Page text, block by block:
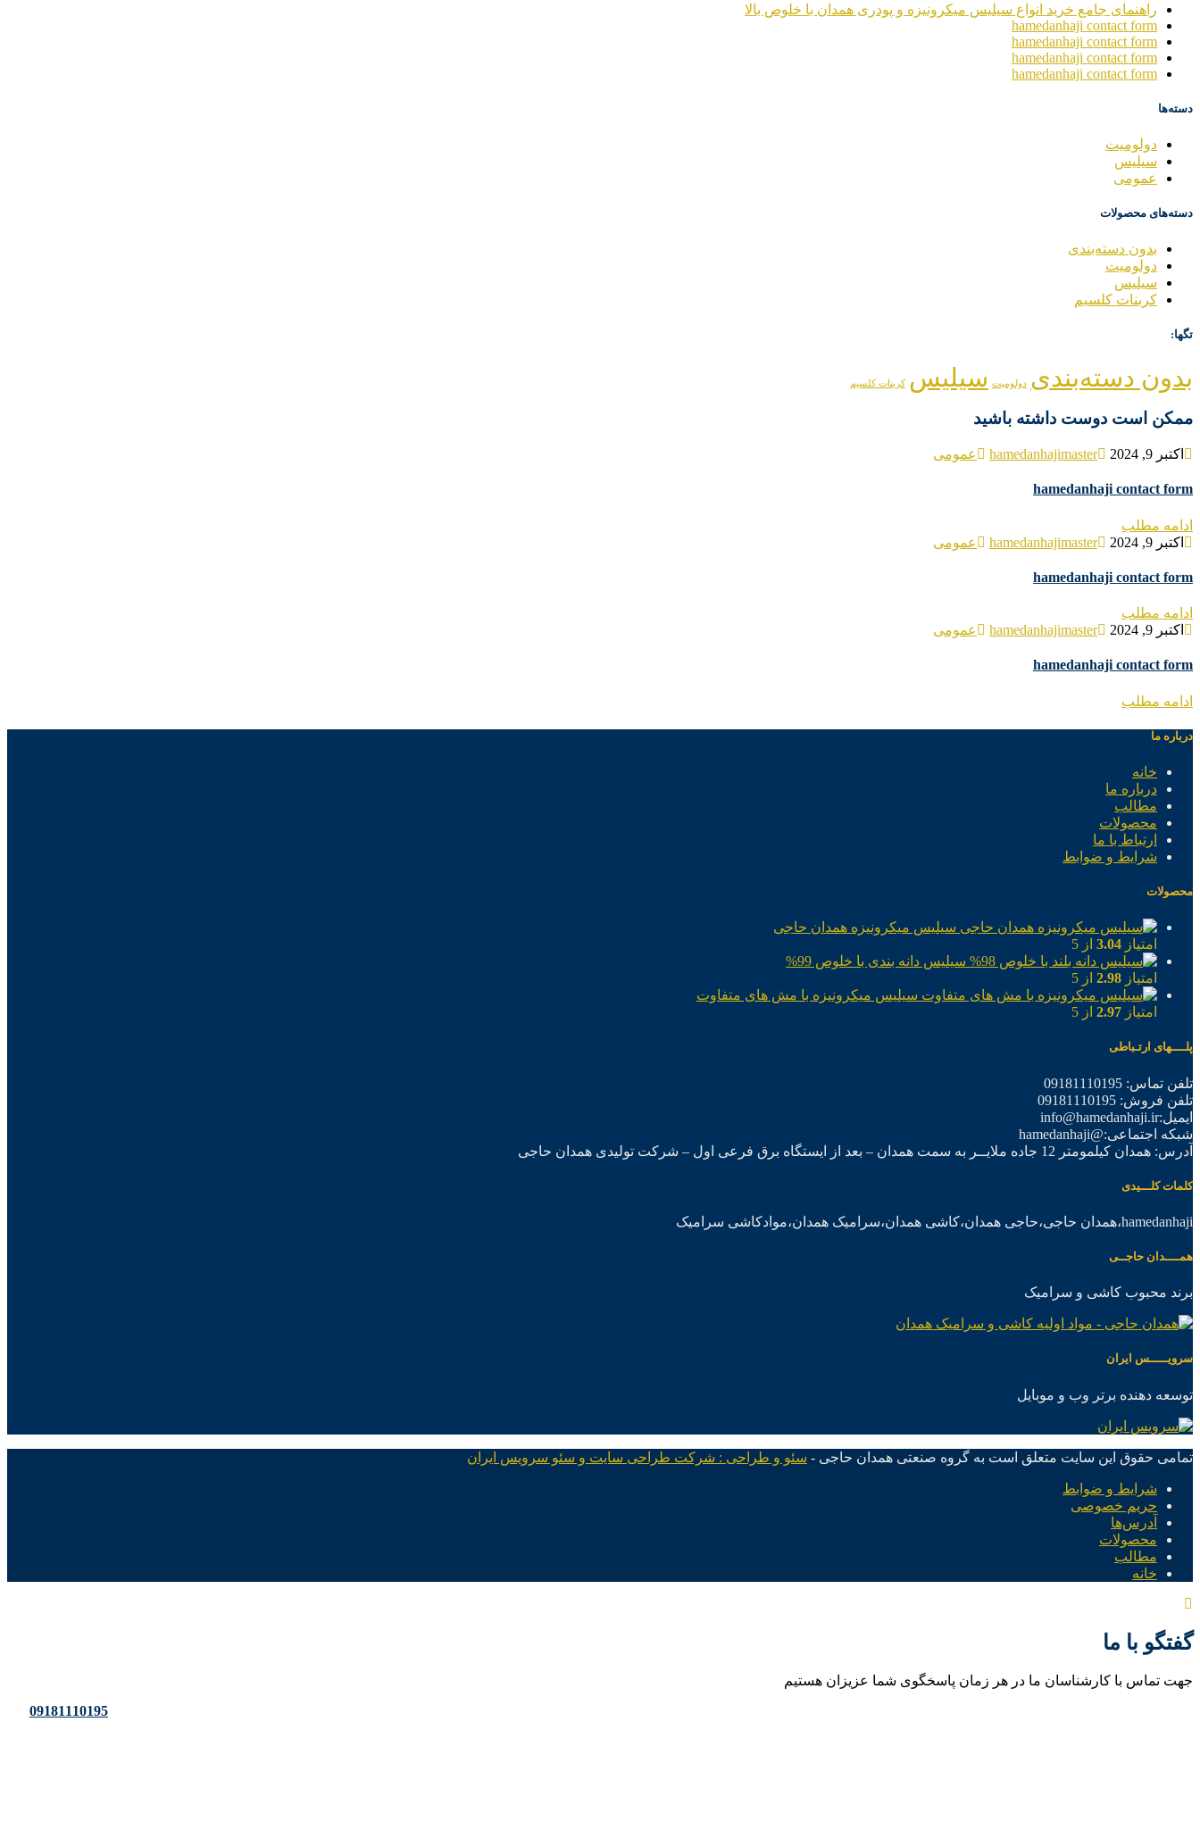
راهنمای جامع خرید انواع سیلیس میکرونیزه و پودری همدان با خلوص بالا
hamedanhaji contact form
hamedanhaji contact form
hamedanhaji contact form
hamedanhaji contact form
دسته‌ها
دولومیت
سیلیس
عمومی
دسته‌های محصولات
بدون دسته‌بندی
دولومیت
سیلیس
کربنات کلسیم
تگها:
بدون دسته‌بندی دولومیت سیلیس کربنات کلسیم
ممکن است دوست داشته باشید
اکتبر 9, 2024 hamedanhajimaster عمومی
hamedanhaji contact form
ادامه مطلب
اکتبر 9, 2024
hamedanhajimaster عمومی
hamedanhaji contact form
ادامه مطلب
اکتبر 9, 2024
hamedanhajimaster عمومی
hamedanhaji contact form
ادامه مطلب
درباره ما
خانه
درباره ما
مطالب
محصولات
ارتباط با ما
شرایط و ضوابط
محصولات
سیلیس میکرونیزه همدان حاجی
امتیاز 3.04 از 5
سیلیس دانه بندی با خلوص 99%
امتیاز 2.98 از 5
سیلیس میکرونیزه با مش های متفاوت
امتیاز 2.97 از 5
پلــــهای ارتـباطی
تلفن تماس: 09181110195
تلفن فروش: 09181110195
ایمیل:info@hamedanhaji.ir
شبکه اجتماعی:@hamedanhaji
آدرس: همدان کیلمومتر 12 جاده ملایــر به سمت همدان – بعد از ایستگاه برق فرعی اول – شرکت تولیدی همدان حاجی
کلمات کلـــیدی
hamedanhaji،همدان حاجی،حاجی همدان،کاشی همدان،سرامیک همدان،موادکاشی سرامیک
همــــدان حاجــی
برند محبوب کاشی و سرامیک
سرویـــــس ایران
توسعه دهنده برتر وب و موبایل
تمامی حقوق این سایت متعلق است به گروه صنعتی همدان حاجی - سئو و طراحی : شرکت طراحی سایت و سئو سرویس ایران
شرایط و ضوابط
حریم خصوصی
آدرس‌ها
محصولات
مطالب
خانه
گفتگو با ما
جهت تماس با کارشناسان ما در هر زمان پاسخگوی شما عزیزان هستیم
09181110195